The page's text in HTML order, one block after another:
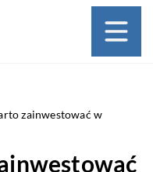
zainwestować w